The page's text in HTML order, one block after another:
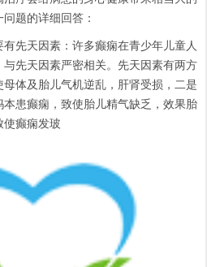
题的详细回答：
天因素：许多癫痫在青少年儿童人
先天因素严密相关。先天因素有两方
体及胎儿气机逆乱，肝肾受损，二是
患癫痫，致使胎儿精气缺乏，效果胎
使癫痫发玻